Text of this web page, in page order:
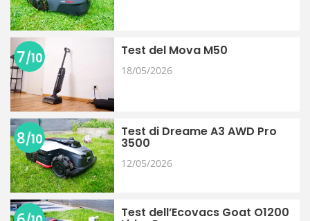
Test del Mova M50
18/05/2026
7/10
Test di Dreame A3 AWD Pro
3500
12/05/2026
8/10
Test dell’Ecovacs Goat O1200